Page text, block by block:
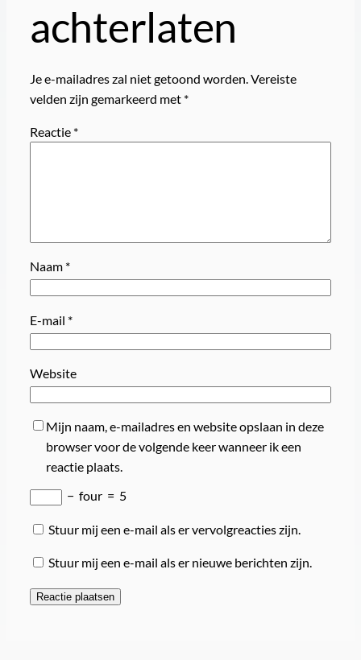
achterlaten
Je e-mailadres zal niet getoond worden.Vereiste
velden zijn gemarkeerd met *
Reactie *
Naam *
E-mail *
Website
Mijn naam, e-mailadres en website opslaan in deze
browser voor de volgende keer wanneer ik een
reactie plaats.
− four = 5
Stuur mij een e-mail als er vervolgreacties zijn.
Stuur mij een e-mail als er nieuwe berichten zijn.